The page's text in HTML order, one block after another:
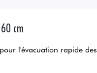
cm
l'évacuation rapide des